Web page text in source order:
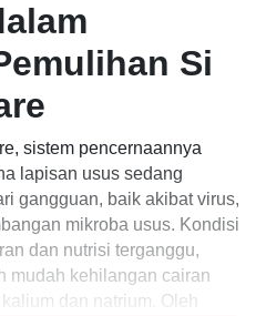
Si
sistem pencernaannya
lapisan usus sedang
gangguan, baik akibat virus,
mikroba usus. Kondisi
dan nutrisi terganggu,
mudah kehilangan cairan
dan natrium. Oleh